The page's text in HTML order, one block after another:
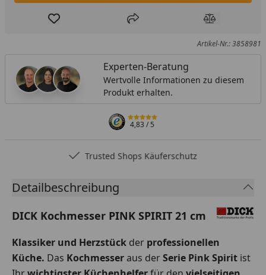
Produkt zur Wunschliste hinzufügen
Teilen Produkt
Artikel-Nr.: 3858981
Experten-Beratung
Wertvolle Informationen zu diesem
Produkt erhalten.
4,83/ 5
Trusted Shops Käuferschutz
Detailbeschreibung
DICK Kochmesser PINK SPIRIT 21 cm
Klassiker und Herzstück der professionellen
Küche. Das Kochmesseraus derSerie Pink Spirit ist